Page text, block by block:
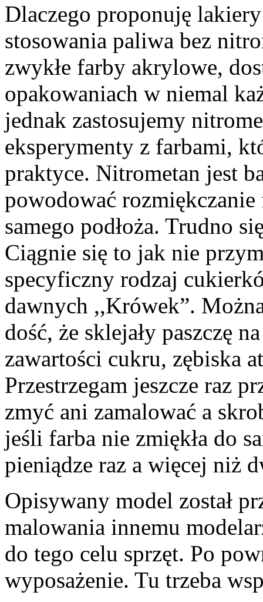
Dlaczego proponuję
stosowania paliwa bez
zwykłe farby akrylowe,
opakowaniach w niemal
jednak zastosujemy
eksperymenty z farbami,
praktyce. Nitrometan jest
powodować
samego podłoża. Trudno
Ciągnie się to jak nie
specyficzny rodzaj
dawnych ,,Krówek”.
dość, że sklejały paszczę
zawartości cukru, zębiska
Przestrzegam jeszcze raz
zmyć ani zamalować a
jeśli farba nie zmiękła do
pieniądze raz a więcej niż
Opisywany model został
malowania innemu
do tego celu sprzęt. Po
wyposażenie. Tu trzeba